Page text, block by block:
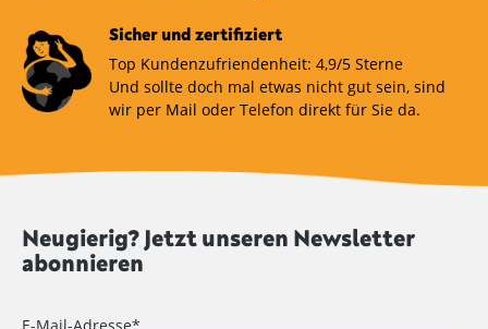
Sicher und zertifiziert
Top Kundenzufriendenheit: 4,9/5 Sterne
Und sollte doch mal etwas nicht gut sein, sind
wir per Mail oder Telefon direkt für Sie da.
Neugierig? Jetzt unseren Newsletter
abonnieren